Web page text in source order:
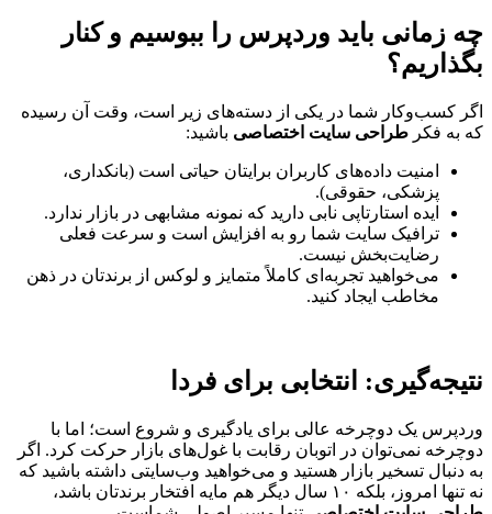
چه زمانی باید وردپرس را ببوسیم و کنار
بگذاریم؟
اگر کسب‌وکار شما در یکی از دسته‌های زیر است، وقت آن رسیده
که به فکر طراحی سایت اختصاصی باشید:
امنیت داده‌های کاربران برایتان حیاتی است (بانکداری،
پزشکی، حقوقی).
ایده استارتاپی نابی دارید که نمونه مشابهی در بازار ندارد.
ترافیک سایت شما رو به افزایش است و سرعت فعلی
رضایت‌بخش نیست.
می‌خواهید تجربه‌ای کاملاً متمایز و لوکس از برندتان در ذهن
مخاطب ایجاد کنید.
نتیجه‌گیری: انتخابی برای فردا
وردپرس یک دوچرخه عالی برای یادگیری و شروع است؛ اما با
دوچرخه نمی‌توان در اتوبان رقابت با غول‌های بازار حرکت کرد. اگر
به دنبال تسخیر بازار هستید و می‌خواهید وب‌سایتی داشته باشید که
نه تنها امروز، بلکه ۱۰ سال دیگر هم مایه افتخار برندتان باشد،